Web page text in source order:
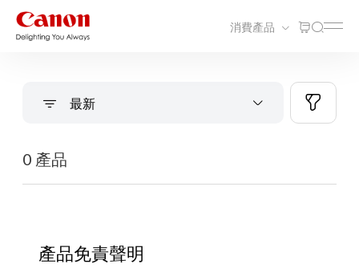
消費產品
最新
0 產品
產品免責聲明